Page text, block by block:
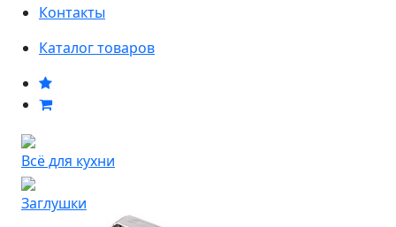
Контакты
Каталог товаров
Всё для кухни
Заглушки